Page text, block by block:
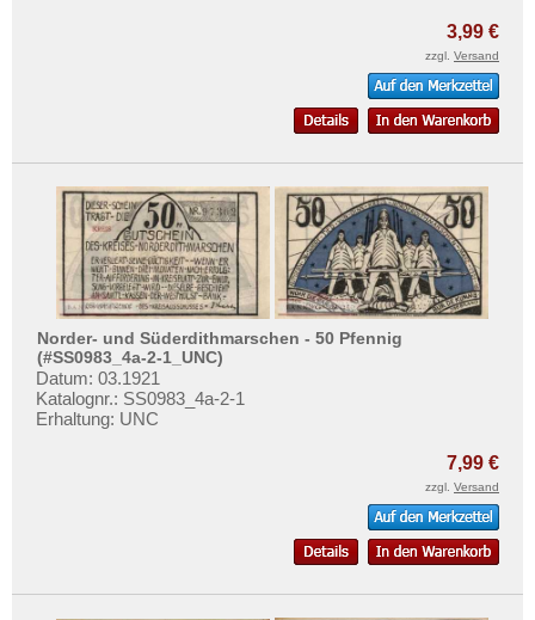
3,99 €
zzgl. Versand
Norder- und Süderdithmarschen - 50 Pfennig
(#SS0983_4a-2-1_UNC)
Datum: 03.1921
Katalognr.: SS0983_4a-2-1
Erhaltung: UNC
7,99 €
zzgl. Versand